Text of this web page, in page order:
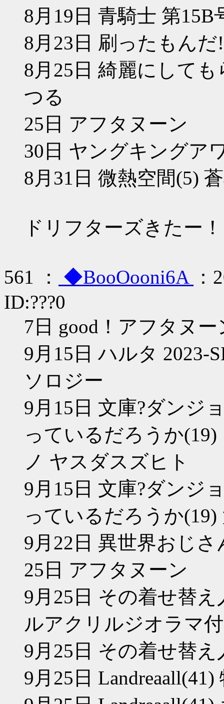
8月19日 青騎士 第15B
8月23日 刷ったもん
8月25日 綺麗にして
つる
25日 アフタヌーン
30日 ヤングキングア
8月31日 微熱空間(5)
ドリフターズきたー
561 ： ◆BooOooni6A
ID:???0
7日 good！アフタヌー
9月15日 ハルタ 2023-
ソロジー
9月15日 文庫?ダンジ
っているだろうか
ノ ヤスダスズヒト
9月15日 文庫?ダンジ
っているだろうか
9月22日 異世界おじ
25日 アフタヌーン
9月25日 その着せ替
ルアクリルジオラマ
9月25日 その着せ替
9月25日